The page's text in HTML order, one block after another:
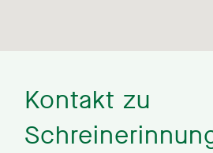
Kontakt zu